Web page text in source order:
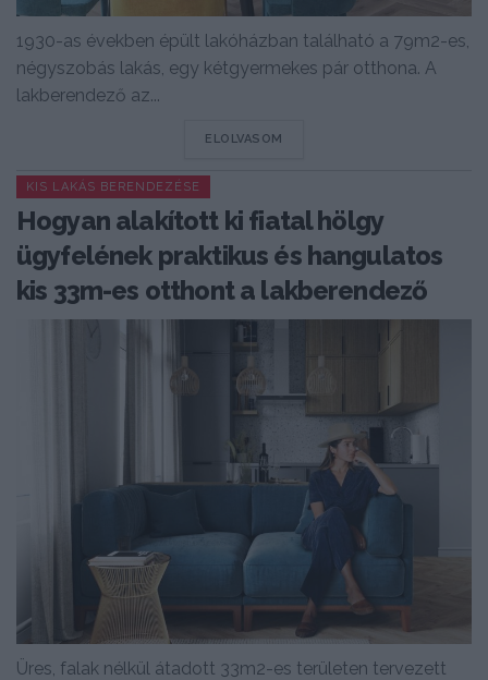
1930-as években épült lakóházban található a 79m2-es,
négyszobás lakás, egy kétgyermekes pár otthona. A
lakberendező az...
ELOLVASOM
KIS LAKÁS BERENDEZÉSE
Hogyan alakított ki fiatal hölgy
ügyfelének praktikus és hangulatos
kis 33m-es otthont a lakberendező
Üres, falak nélkül átadott 33m2-es területen tervezett